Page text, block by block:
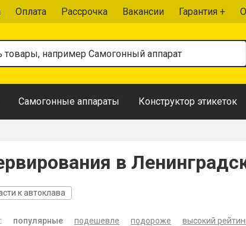
Оплата Рассрочка Вакансии Гарантия +
Самогонные аппараты Конструктор этикеток
в
к автоклава
популярные подешевле подороже высокий